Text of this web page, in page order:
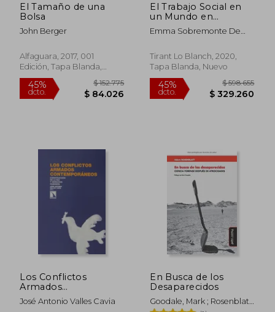
dcto. dcto.
El Tamaño de una
Bolsa
John Berger
Alfaguara, 2017, 001
Edición, Tapa Blanda,
Nuevo
El Trabajo Social en
un Mundo en
Transformación 2
Vols.
Emma Sobremonte De
Rodr&Iacute;Guez Berrio
Tirant Lo Blanch, 2020,
Tapa Blanda, Nuevo
Los Conflictos
Armados
Contemporaneos:
Construccion de la
José Antonio Valles Cavia
En Busca de los
Desaparecidos
Goodale, Mark ; Rosenblatt,